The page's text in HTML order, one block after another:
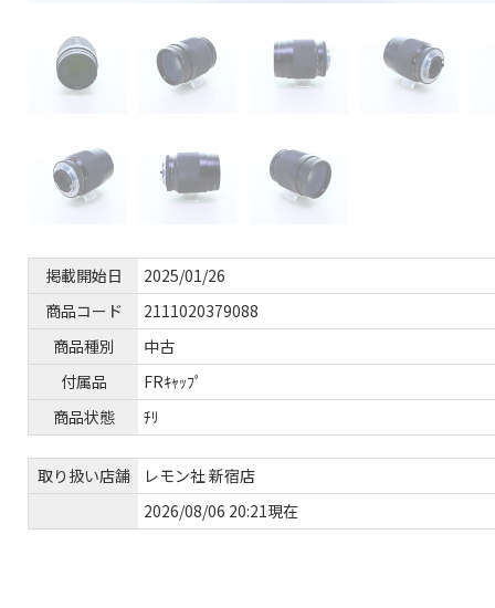
掲載開始日
2025/01/26
商品コード
2111020379088
商品種別
中古
付属品
FRｷｬｯﾌﾟ
商品状態
ﾁﾘ
取り扱い店舗
レモン社 新宿店
2026/08/06 20:21現在